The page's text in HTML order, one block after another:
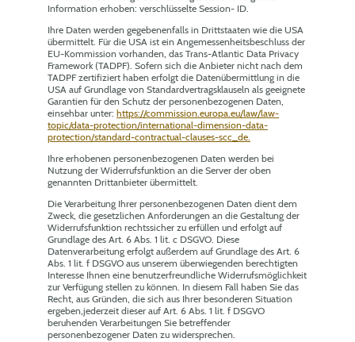
Information erhoben: verschlüsselte Session- ID.
Ihre Daten werden gegebenenfalls in Drittstaaten wie die USA
übermittelt. Für die USA ist ein Angemessenheitsbeschluss der
EU-Kommission vorhanden, das Trans-Atlantic Data Privacy
Framework (TADPF). Sofern sich die Anbieter nicht nach dem
TADPF zertifiziert haben erfolgt die Datenübermittlung in die
USA auf Grundlage von Standardvertragsklauseln als geeignete
Garantien für den Schutz der personenbezogenen Daten,
einsehbar unter: https://commission.europa.eu/law/law-
topic/data-protection/international-dimension-data-
protection/standard-contractual-clauses-scc_de.
Ihre erhobenen personenbezogenen Daten werden bei
Nutzung der Widerrufsfunktion an die Server der oben
genannten Drittanbieter übermittelt.
Die Verarbeitung Ihrer personenbezogenen Daten dient dem
Zweck, die gesetzlichen Anforderungen an die Gestaltung der
Widerrufsfunktion rechtssicher zu erfüllen und erfolgt auf
Grundlage des Art. 6 Abs. 1 lit. c DSGVO. Diese
Datenverarbeitung erfolgt außerdem auf Grundlage des Art. 6
Abs. 1 lit. f DSGVO aus unserem überwiegenden berechtigten
Interesse Ihnen eine benutzerfreundliche Widerrufsmöglichkeit
zur Verfügung stellen zu können. In diesem Fall haben Sie das
Recht, aus Gründen, die sich aus Ihrer besonderen Situation
ergeben,jederzeit dieser auf Art. 6 Abs. 1 lit. f DSGVO
beruhenden Verarbeitungen Sie betreffender
personenbezogener Daten zu widersprechen.